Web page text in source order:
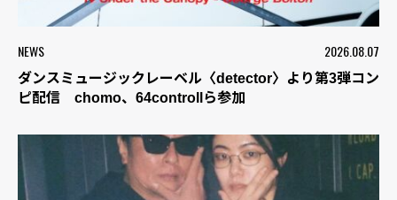
NEWS 2026.08.07
ダンスミュージックレーベル〈detector〉より第3弾コン
ピ配信 chomo、64controllら参加